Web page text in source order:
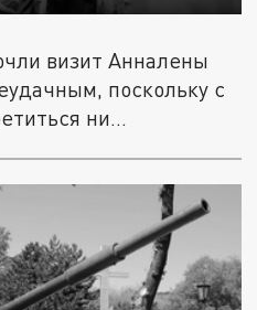
визит Анналены
поскольку с
ни...